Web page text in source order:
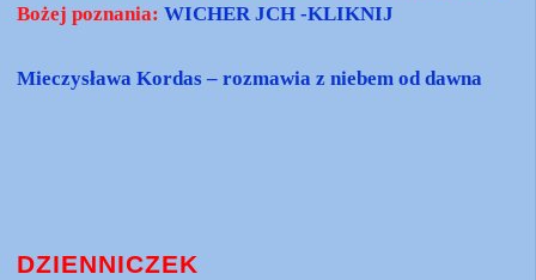
Bożej poznania:WICHER JCH -KLIKNIJ
Mieczysława Kordas – rozmawia z niebem od dawna
DZIENNICZEK